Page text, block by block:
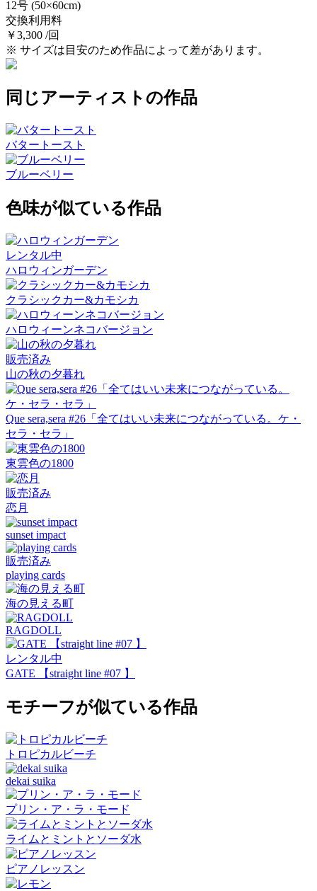
12号 (50×60cm)
交換利用料
￥3,300 /回
※ サイズは目安のため作品によって差があります。
同じアーティストの作品
バタートースト
ブルーベリー
色味が似ている作品
レンタル中
ハロウィンガーデン
クラシックカー&カモシカ
ハロウィーンネコバージョン
販売済み
山の秋の夕暮れ
Que sera,sera #26「全てはいい未来につながっている。ケ・
セラ・セラ」
東雲色の1800
販売済み
恋月
sunset impact
販売済み
playing cards
海の見える町
RAGDOLL
レンタル中
GATE 【straight line #07 】
モチーフが似ている作品
トロピカルビーチ
dekai suika
プリン・ア・ラ・モード
ライムとミントとソーダ水
ピアノレッスン